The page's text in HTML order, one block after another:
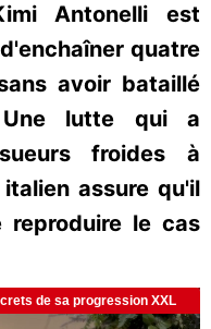
Antonelli est
quatre
avoir bataillé
Une lutte qui a
froides à
assure qu'il
le cas